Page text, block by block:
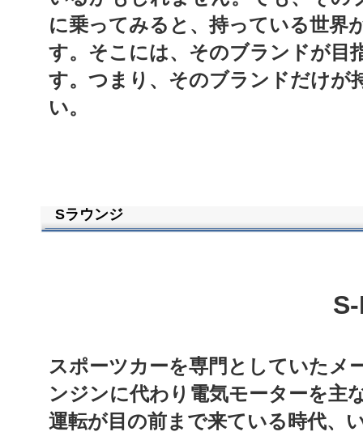
に乗ってみると、持っている世界
す。そこには、そのブランドが目
す。つまり、そのブランドだけが
い。
Sラウンジ
スポーツカーを専門としていたメ
ンジンに代わり電気モーターを主
運転が目の前まで来ている時代、